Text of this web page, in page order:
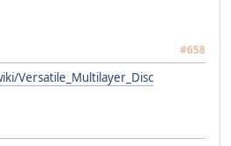
#658
Versatile_Multilayer_Disc